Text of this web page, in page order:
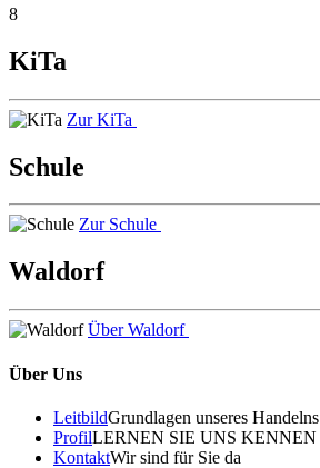
8
KiTa
Zur KiTa
Schule
Zur Schule
Waldorf
Über Waldorf
Über Uns
LeitbildGrundlagen unseres Handelns
ProfilLERNEN SIE UNS KENNEN
KontaktWir sind für Sie da